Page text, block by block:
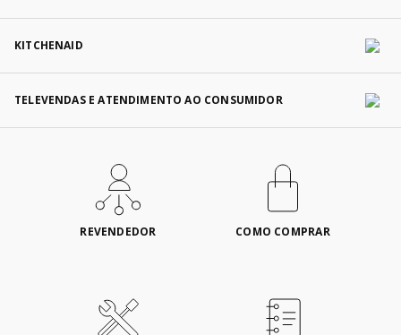
KITCHENAID
TELEVENDAS E ATENDIMENTO AO CONSUMIDOR
REVENDEDOR COMO COMPRAR